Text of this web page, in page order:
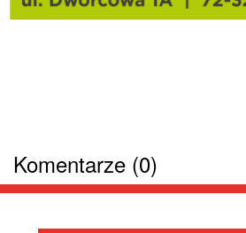
Komentarze (0)